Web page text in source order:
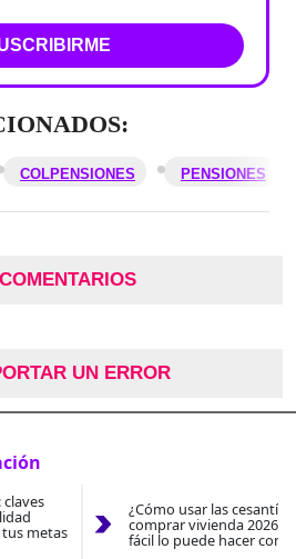
COLPENSIONES PENSIONES
COMENTARIOS
UN ERROR
metas
¿Cómo usar las
comprar vivienda 2026?
fácil lo puede hacer con